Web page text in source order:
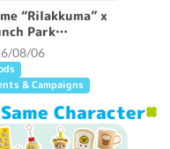
“Rilakkuma” x
Park
cafe will
08/06
& Campaigns
Character